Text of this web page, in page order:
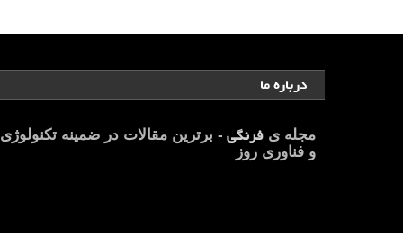
درباره ما
مجله یفرنگی - برترین مقالات در ضمینه تکنولوژی
و فناوری روز